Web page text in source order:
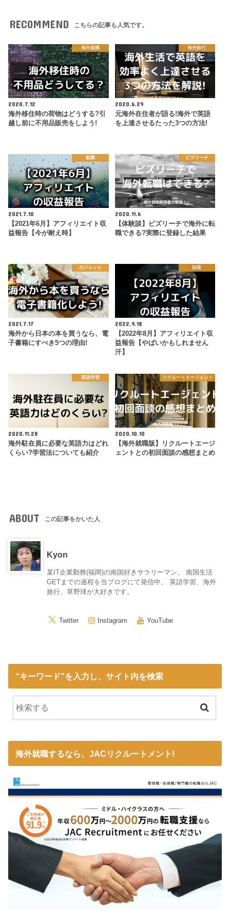
RECOMMEND こちらの記事も人気です。
海外就職
2020.7.12
海外移住時の荷物はどうする?引
越し前に不用品販売をしよう!
海外旅行
2020.6.29
元海外在住者が語る!海外で英語
を上達させるたった3つの方法!
副業
2021.7.10
【2021年6月】アフィリエイト収
益報告【今が耐え時】
ビズリーチ
2020.11.6
【体験談】ビズリーチで海外に転
職できる?実際に登録した結果
ガジェット
2021.7.17
海外から日本の本を買うなら、電
子書籍にすべき5つの理由!
副業
2022.9.18
【2022年8月】アフィリエイト収
益報告【やばいかもしれません
汗】
英語学習
2020.11.28
海外駐在員に必要な英語力はどれ
くらい?学習法についても紹介
リクルートエージェント
2020.10.10
【海外就職版】リクルートエージ
ェントとの初回面談の感想まとめ
ABOUT この記事をかいた人
Kyon
某IT企業勤務(福岡)の南国好きサラリーマン。 南国生活
GETまでの過程を当ブログにて発信中。 英語学習、海外
旅行、草野球が大好きです。
Twitter Instagram YouTube
“キーワード”を入力し、サイト内を検索
海外就職するなら、JACリクルートメント!